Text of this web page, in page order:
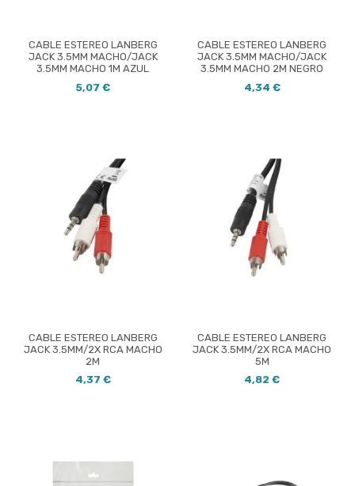
CABLE ESTEREO LANBERG
JACK 3.5MM MACHO/JACK
3.5MM MACHO 1M AZUL
5,07 €
CABLE ESTEREO LANBERG
JACK 3.5MM MACHO/JACK
3.5MM MACHO 2M NEGRO
4,34 €
CABLE ESTEREO LANBERG
JACK 3.5MM/2X RCA MACHO
2M
4,37 €
CABLE ESTEREO LANBERG
JACK 3.5MM/2X RCA MACHO
5M
4,82 €